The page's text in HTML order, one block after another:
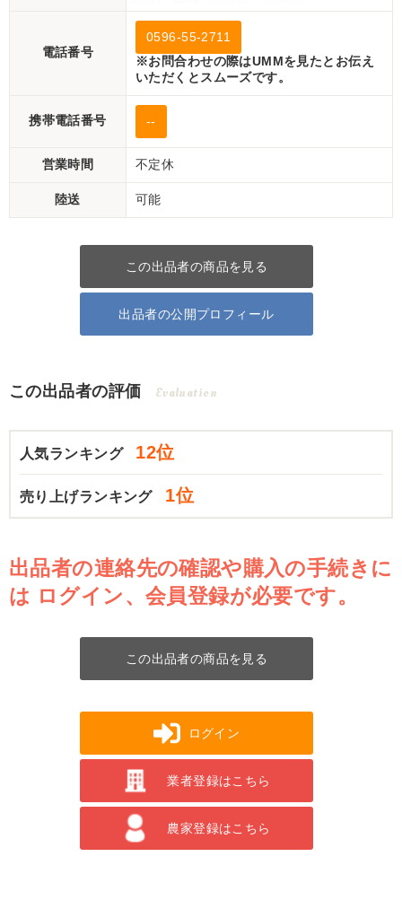
電話番号
0596-55-2711
※お問合わせの際はUMMを見たとお伝え
いただくとスムーズです。
携帯電話番号 --
営業時間 不定休
陸送 可能
この出品者の商品を見る
出品者の公開プロフィール
この出品者の評価 Evaluation
人気ランキング 12位
売り上げランキング 1位
出品者の連絡先の確認や購入の手続きに
は ログイン、会員登録が必要です。
この出品者の商品を見る
ログイン
業者登録はこちら
農家登録はこちら